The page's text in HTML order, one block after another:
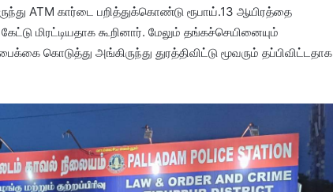
ATM கார்டை பறித்துக்கொண்டு ரூபாய்.13 ஆயிரத்தை
மிரட்டியதாக கூறினார். மேலும் தங்கச்செயினையும்
கொடுத்து அங்கிருந்து துரத்திவிட்டு மூவரும் தப்பிவிட்டதாக